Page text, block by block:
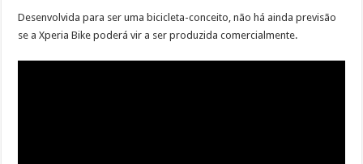
Desenvolvida para ser uma bicicleta-conceito, não há ainda previsão
se a Xperia Bike poderá vir a ser produzida comercialmente.